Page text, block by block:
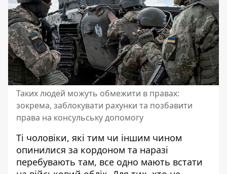
Таких людей можуть обмежити в правах:
зокрема, заблокувати рахунки та позбавити
права на консульську допомогу
Ті чоловіки, які тим чи іншим чином
опинилися за кордоном та наразі
перебувають там, все одно мають встати